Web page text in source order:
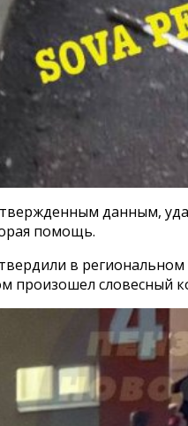
данным,
помощь.
в
произошел словесный